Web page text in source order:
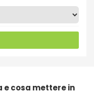
e cosa mettere in